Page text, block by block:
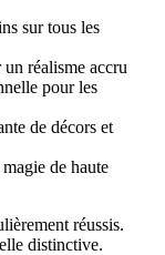
sur tous les
réalisme accru
pour les
de décors et
de haute
réussis.
distinctive.